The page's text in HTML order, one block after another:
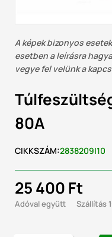
A képek bizonyos
esetben a leírásra
vegye fel velünk a
80A
CIKKSZÁM:2838209|10
25 400 Ft
Adóval együtt Szállítás